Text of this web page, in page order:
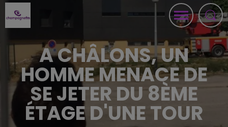
A CHÂLONS, UN
HOMME MENACE DE
SE JETER DU 8ÈME
ÉTAGE D'UNE TOUR